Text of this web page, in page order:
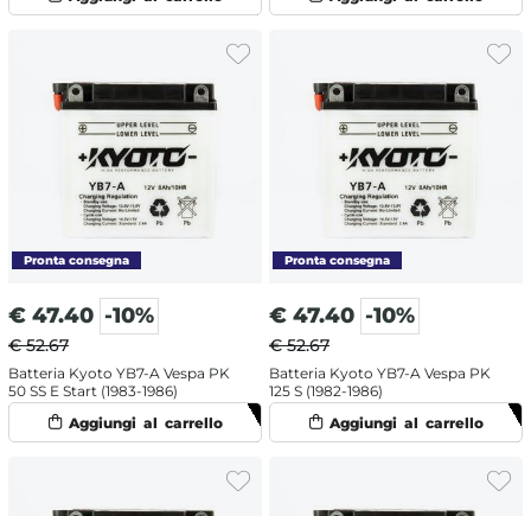
€ 47.40 -10%
€ 52.67
Batteria Kyoto YB7-A Vespa PK
50 SS E Start (1983-1986)
€ 47.40 -10%
€ 52.67
Batteria Kyoto YB7-A Vespa PK
125 S (1982-1986)